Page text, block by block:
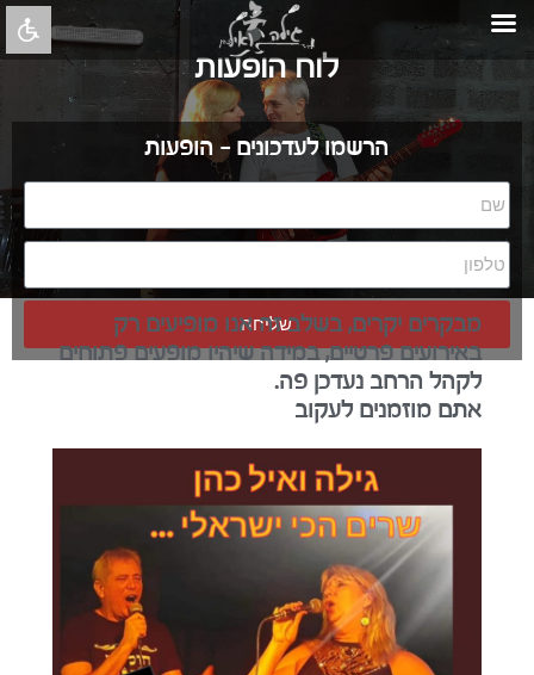
לוח הופעות
הרשמו לעדכונים - הופעות
שליחה
מבקרים יקרים, בשלב זה אנו מופיעים רק
באירועים פרטיים, במידה שיהיו מופעים פתוחים
לקהל הרחב נעדכן פה.
אתם מוזמנים לעקוב